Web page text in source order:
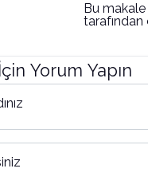
Bu makale
tarafından
Yorum Yapın